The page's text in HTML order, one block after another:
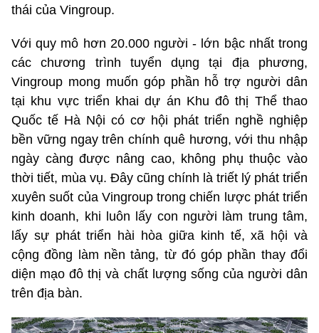
thái của Vingroup.
Với quy mô hơn 20.000 người - lớn bậc nhất trong
các chương trình tuyển dụng tại địa phương,
Vingroup mong muốn góp phần hỗ trợ người dân
tại khu vực triển khai dự án Khu đô thị Thể thao
Quốc tế Hà Nội có cơ hội phát triển nghề nghiệp
bền vững ngay trên chính quê hương, với thu nhập
ngày càng được nâng cao, không phụ thuộc vào
thời tiết, mùa vụ. Đây cũng chính là triết lý phát triển
xuyên suốt của Vingroup trong chiến lược phát triển
kinh doanh, khi luôn lấy con người làm trung tâm,
lấy sự phát triển hài hòa giữa kinh tế, xã hội và
cộng đồng làm nền tảng, từ đó góp phần thay đổi
diện mạo đô thị và chất lượng sống của người dân
trên địa bàn.